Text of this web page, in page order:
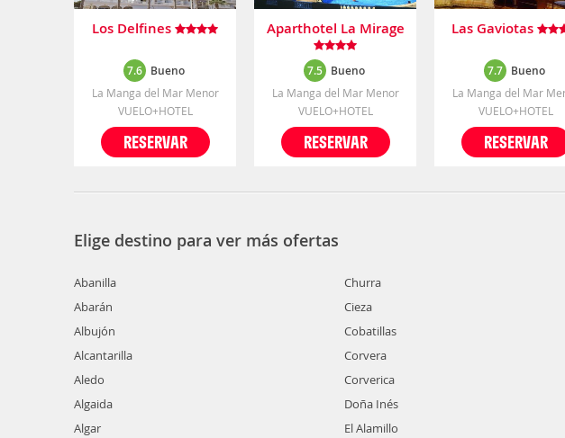
Los Delfines
7.6 Bueno
La Manga del Mar Menor
VUELO+HOTEL
RESERVAR
Aparthotel La Mirage
7.5 Bueno
La Manga del Mar Menor
VUELO+HOTEL
RESERVAR
Las Gaviotas
7.7 Bueno
La Manga del Mar
VUELO+HOTEL
RESERVAR
Elige destino para ver más ofertas
Abanilla
Abarán
Albujón
Alcantarilla
Aledo
Algaida
Algar
Churra
Cieza
Cobatillas
Corvera
Corverica
Doña Inés
El Alamillo